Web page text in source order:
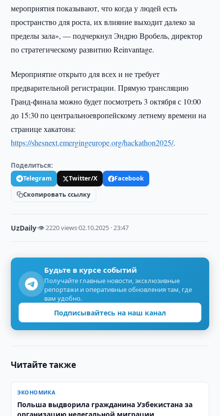
мероприятия показывают, что когда у людей есть
пространство для роста, их влияние выходит далеко за
пределы зала», — подчеркнул Эндрю Вробель, директор
по стратегическому развитию Reinvantage.
Мероприятие открыто для всех и не требует
предварительной регистрации. Прямую трансляцию
Гранд-финала можно будет посмотреть 3 октября с 10:00
до 15:30 по центральноевропейскому летнему времени на
странице хакатона:
https://shesnext.emergingeurope.org/hackathon2025/.
Поделиться:
Telegram Twitter/X
Facebook
Скопировать ссылку
UzDaily·👁 2220 views·02.10.2025 · 23:47
Будьте в курсе событий
Получайте главные новости, эксклюзивные
репортажи и оперативные обновления там, где
вам удобно.
Подписывайтесь на наш канал
Читайте также
ЭКОНОМИКА
Польша выдворила гражданина Узбекистана за